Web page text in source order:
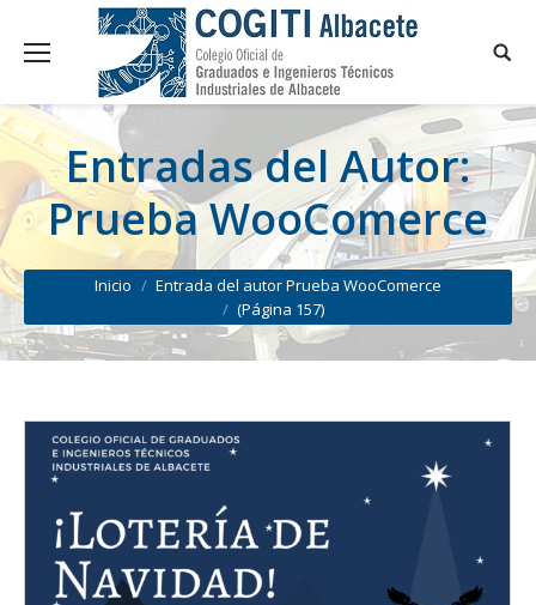
Entradas del Autor:
Prueba WooComerce
You are here:
Inicio
Entrada del autor Prueba WooComerce
(Página 157)